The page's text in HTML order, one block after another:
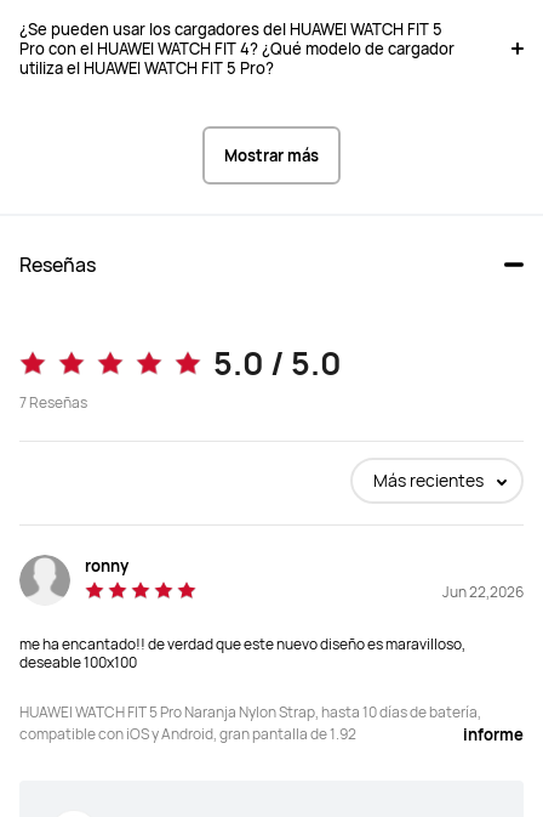
¿Se pueden usar los cargadores del HUAWEI WATCH FIT 5
Pro con el HUAWEI WATCH FIT 4? ¿Qué modelo de cargador
utiliza el HUAWEI WATCH FIT 5 Pro?
Mostrar más
Reseñas
5.0 / 5.0
7Reseñas
Más recientes
ronny
Jun 22,2026
me ha encantado!! de verdad que este nuevo diseño es maravilloso,
deseable 100x100
HUAWEI WATCH FIT 5 Pro Naranja Nylon Strap, hasta 10 días de batería,
compatible con iOS y Android, gran pantalla de 1.92
informe